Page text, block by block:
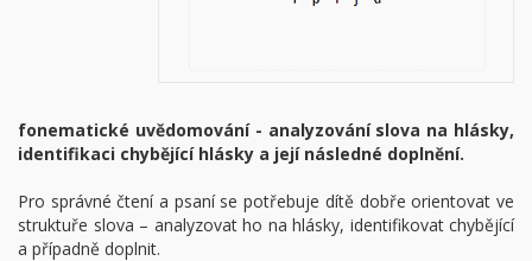
fonematické uvědomování - analyzování slova na hlásky,
identifikaci chybějící hlásky a její následné doplnění.
Pro správné čtení a psaní se potřebuje dítě dobře orientovat ve
struktuře slova – analyzovat ho na hlásky, identifikovat chybějící
a případně doplnit.